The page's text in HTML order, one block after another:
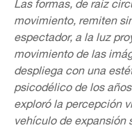
Las formas, de raíz
movimiento, remiten
espectador, a la luz
movimiento de las
despliega con una
psicodélico de los
exploró la percepción
vehículo de